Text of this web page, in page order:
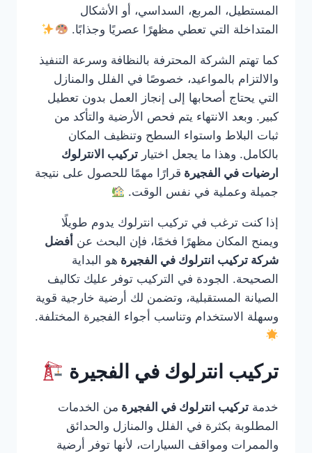
المستطيل، المربع، السداسي، أو الأشكال
المتداخلة التي تعطي مظهرًا عصريًا وجذابًا.
كما تهتم الشركة المحترفة بالنظافة وسرعة التنفيذ
والالتزام بالمواعيد، خصوصًا في الفلل والمنازل
التي يحتاج أصحابها إلى إنجاز العمل بدون تعطيل
كبير. وبعد الانتهاء يتم فحص الأرضية والتأكد من
ثبات البلاط واستواء السطح وتنظيف المكان
بالكامل. وهذا ما يجعل اختيار تركيب الانترلوك
ارضيات في الفجيرة قرارًا مهمًا للحصول على نتيجة
جميلة وعملية في نفس الوقت.
إذا كنت ترغب في تركيب انترلوك يدوم طويلًا
ويمنح المكان مظهرًا فخمًا، فإن البحث عن أفضل
شركة تركيب انترلوك في الفجيرة هو البداية
الصحيحة. الجودة في التركيب توفر عليك تكاليف
الصيانة المستقبلية، وتضمن لك أرضية خارجية قوية
وسهلة الاستخدام وتناسب أجواء الفجيرة المختلفة.
تركيب انترلوك في الفجيرة
خدمة تركيب انترلوك في الفجيرة من الخدمات
المطلوبة بكثرة في الفلل والمنازل والحدائق
والممرات ومواقف السيارات، لأنها توفر أرضية